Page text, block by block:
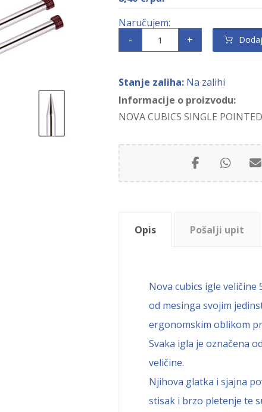
- +
Stanje zaliha: Na zalihi
Informacije o proizvodu:
NOVA CUBICS SINGLE
Opis Pošalji upit
Nova cubics igle veličine
od mesinga svojim
ergonomskim oblikom
Svaka igla je označena
veličine.
Njihova glatka i sjajna
stisak i brzo pletenje te